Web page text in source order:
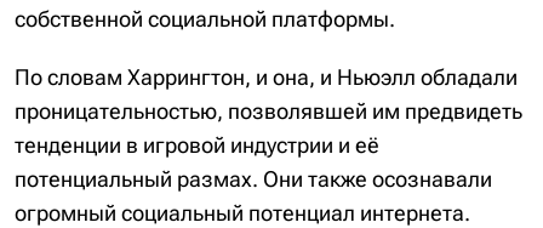
собственной социальной платформы.
По словам Харрингтон, и она, и Ньюэлл обладали
проницательностью, позволявшей им предвидеть
тенденции в игровой индустрии и её
потенциальный размах. Они также осознавали
огромный социальный потенциал интернета.